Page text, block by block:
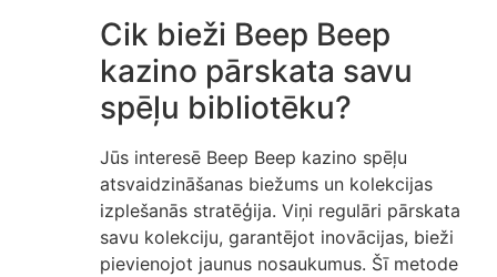
Cik bieži Beep Beep
kazino pārskata savu
spēļu bibliotēku?
Jūs interesē Beep Beep kazino spēļu
atsvaidzināšanas biežums un kolekcijas
izplešanās stratēģija. Viņi regulāri pārskata
savu kolekciju, garantējot inovācijas, bieži
pievienojot jaunus nosaukumus. Šī metode